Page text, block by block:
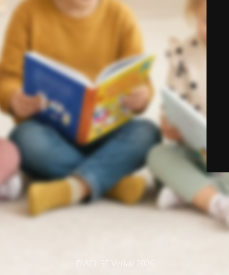
© ACHSE Verlag 2026